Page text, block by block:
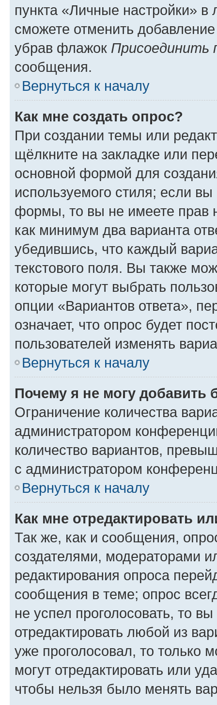
пункта «Личные настройки»
сможете отменить
убрав флажок Присоединить
сообщения.
Вернуться к началу
Как мне создать опрос?
При создании темы или
щёлкните на закладке или
основной формой для
используемого стиля; если
формы, то вы не имеете прав
как минимум два варианта
убедившись, что каждый
текстового поля. Вы также
которые могут выбрать
опции «Вариантов ответа»,
означает, что опрос будет
пользователей изменять
Вернуться к началу
Почему я не могу добавить
Ограничение количества
администратором
количество вариантов,
с администратором
Вернуться к началу
Как мне отредактировать
Так же, как и сообщения,
создателями, модераторами
редактирования опроса
сообщения в теме; опрос
не успел проголосовать, то
отредактировать любой из
уже проголосовал, то только
могут отредактировать или
чтобы нельзя было менять